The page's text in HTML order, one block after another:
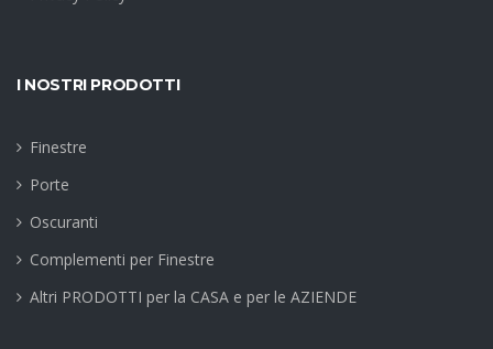
I NOSTRI PRODOTTI
Finestre
Porte
Oscuranti
Complementi per Finestre
Altri PRODOTTI per la CASA e per le AZIENDE